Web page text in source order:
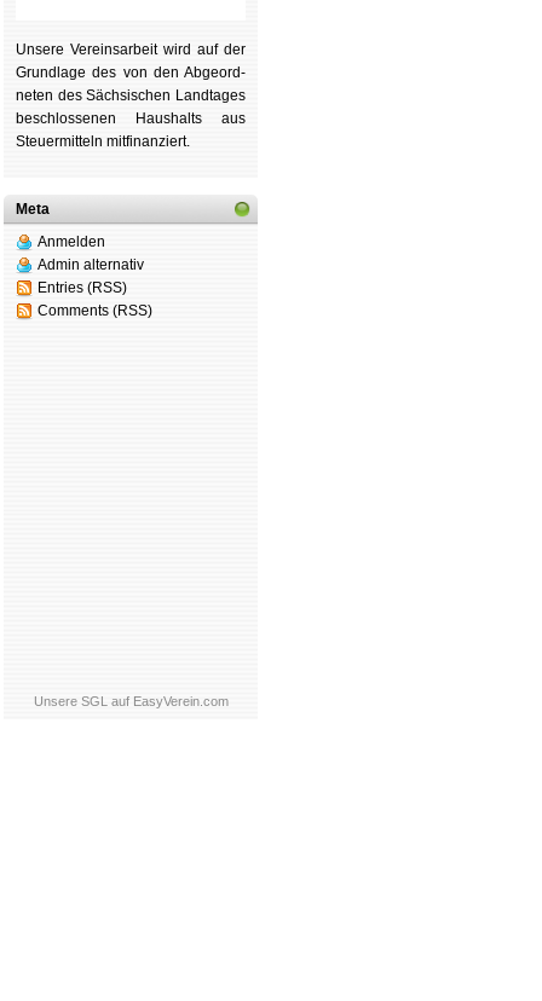
Unsere Ver­eins­ar­beit wird auf der
Grund­lage des von den Ab­ge­ord­
ne­ten des Säch­si­schen Land­tages
be­schlos­se­nen Haus­halts aus
Steu­er­mitteln mit­fi­nan­ziert.
Meta
Anmelden
Admin alternativ
Entries (RSS)
Comments (RSS)
Unsere SGL auf EasyVerein.com